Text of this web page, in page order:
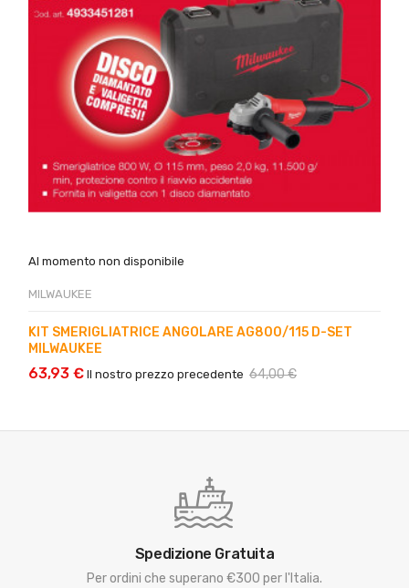
Al momento non disponibile
MILWAUKEE
KIT SMERIGLIATRICE ANGOLARE AG800/115 D-SET
MILWAUKEE
63,93 € Il nostro prezzo precedente 64,00 €
Spedizione Gratuita
Per ordini che superano €300 per l'Italia.